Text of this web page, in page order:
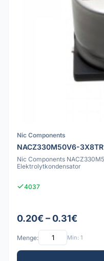
Nic Components
NACZ330M50V6-
Nic Components
Elektrolytkondensator
4037
0.20€ – 0.31€
Menge: Min: 1